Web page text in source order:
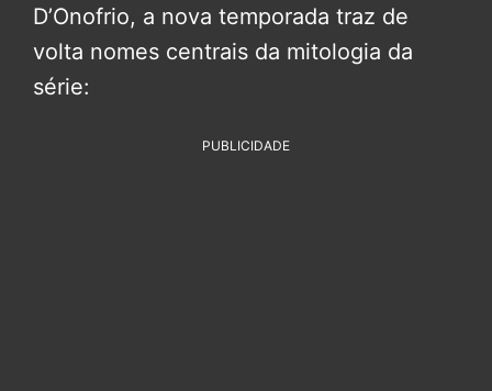
D’Onofrio, a nova temporada traz de
volta nomes centrais da mitologia da
série:
PUBLICIDADE